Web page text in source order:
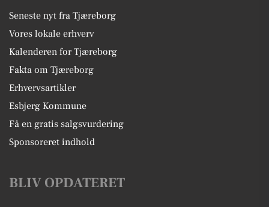
Seneste nyt fra Tjæreborg
Vores lokale erhverv
Kalenderen for Tjæreborg
Fakta om Tjæreborg
Erhvervsartikler
Esbjerg Kommune
Få en gratis salgsvurdering
Sponsoreret indhold
BLIV OPDATERET